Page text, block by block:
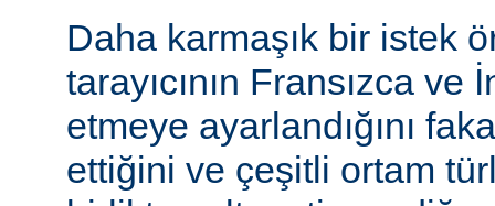
Daha karmaşık bir istek
tarayıcının Fransızca
etmeye ayarlandığını
ettiğini ve çeşitli ortam